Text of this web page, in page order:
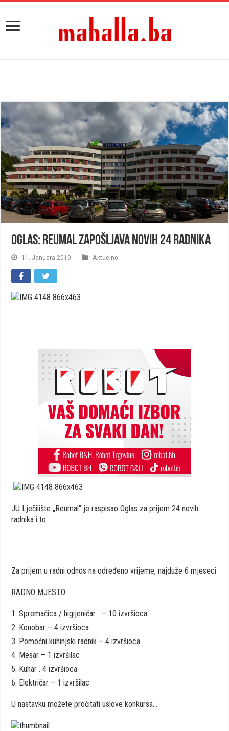
OGLAS: Reumal zapošljava novih 24 radnika
11. Januara 2019. Aktuelno
JU Lječilište „Reumal“ je raspisao Oglas za prijem 24 novih
radnika i to:
Za prijem u radni odnos na određeno vrijeme, najduže 6 mjeseci
RADNO MJESTO
Spremačica / higijeničar – 10 izvršioca
Konobar – 4 izvršioca
Pomoćni kuhinjski radnik – 4 izvršioca
Mesar – 1 izvršilac
Kuhar . 4 izvršioca
Električar – 1 izvršilac
U nastavku možete pročitati uslove konkursa…